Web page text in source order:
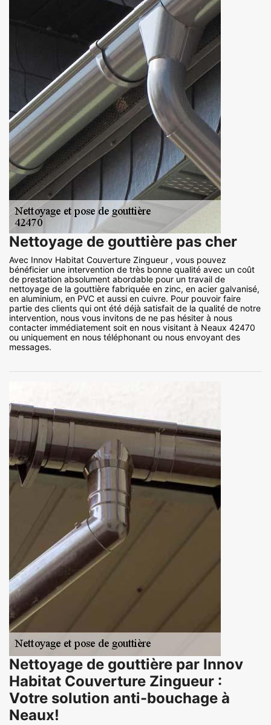
Nettoyage de gouttière pas cher
Avec Innov Habitat Couverture Zingueur , vous pouvez
bénéficier une intervention de très bonne qualité avec un coût
de prestation absolument abordable pour un travail de
nettoyage de la gouttière fabriquée en zinc, en acier galvanisé,
en aluminium, en PVC et aussi en cuivre. Pour pouvoir faire
partie des clients qui ont été déjà satisfait de la qualité de notre
intervention, nous vous invitons de ne pas hésiter à nous
contacter immédiatement soit en nous visitant à Neaux 42470
ou uniquement en nous téléphonant ou nous envoyant des
messages.
Nettoyage de gouttière par Innov
Habitat Couverture Zingueur :
Votre solution anti-bouchage à
Neaux!